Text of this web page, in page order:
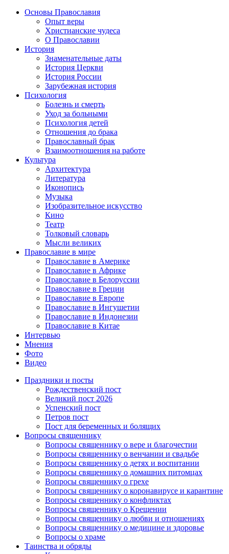
Основы Православия
Опыт веры
Христианские чудеса
О Православии
История
Знаменательные даты
История Церкви
История России
Зарубежная история
Психология
Болезнь и смерть
Уход за больными
Психология детей
Отношения до брака
Православный брак
Взаимоотношения на работе
Культура
Архитектура
Литература
Иконопись
Музыка
Изобразительное искусство
Кино
Театр
Толковый словарь
Мысли великих
Православие в мире
Православие в Америке
Православие в Африке
Православие в Белоруссии
Православие в Греции
Православие в Европе
Православие в Ингушетии
Православие в Индонезии
Православие в Китае
Интервью
Мнения
Фото
Видео
Праздники и посты
Рождественский пост
Великий пост 2026
Успенский пост
Петров пост
Пост для беременных и болящих
Вопросы священнику
Вопросы священнику о вере и благочестии
Вопросы священнику о венчании и свадьбе
Вопросы священнику о детях и воспитании
Вопросы священнику о домашних питомцах
Вопросы священнику о грехе
Вопросы священнику о коронавирусе и карантине
Вопросы священнику о конфликтах
Вопросы священнику о Крещении
Вопросы священнику о любви и отношениях
Вопросы священнику о медицине и здоровье
Вопросы о храме
Таинства и обряды